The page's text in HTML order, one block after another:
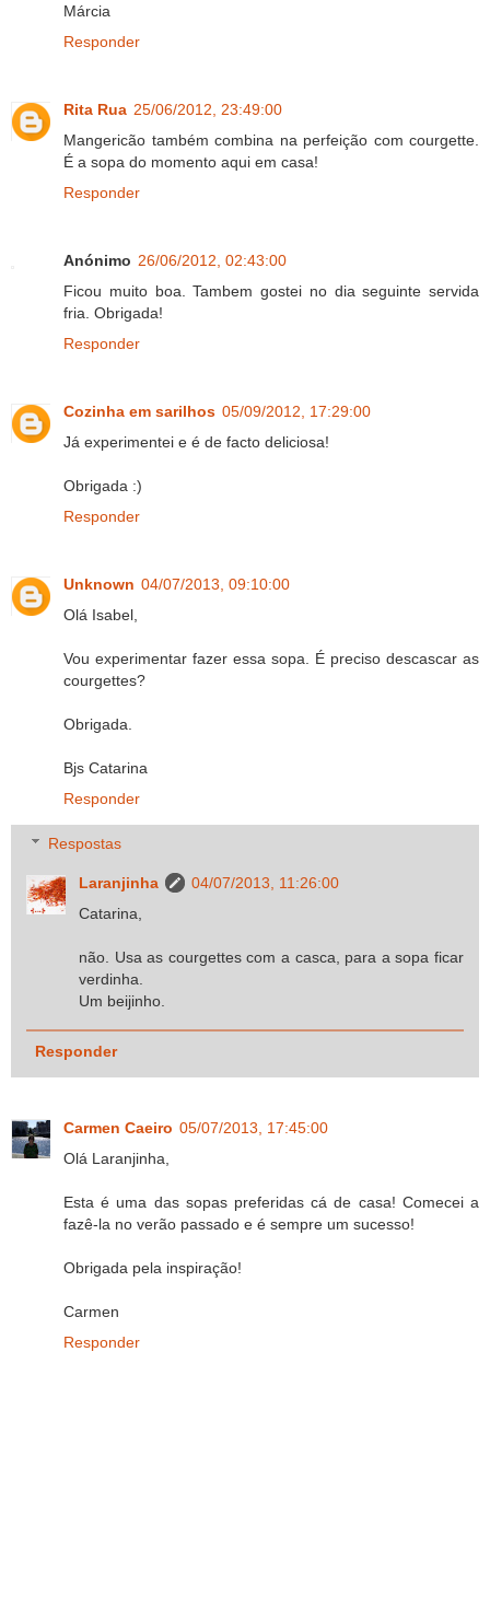
Márcia
Responder
Rita Rua 25/06/2012, 23:49:00
Mangericão também combina na perfeição com courgette.
É a sopa do momento aqui em casa!
Responder
Anónimo 26/06/2012, 02:43:00
Ficou muito boa. Tambem gostei no dia seguinte servida
fria. Obrigada!
Responder
Cozinha em sarilhos 05/09/2012, 17:29:00
Já experimentei e é de facto deliciosa!
Obrigada :)
Responder
Unknown 04/07/2013, 09:10:00
Olá Isabel,
Vou experimentar fazer essa sopa. É preciso descascar as
courgettes?
Obrigada.
Bjs Catarina
Responder
Respostas
Laranjinha
04/07/2013, 11:26:00
Catarina,
não. Usa as courgettes com a casca, para a sopa ficar
verdinha.
Um beijinho.
Responder
Carmen Caeiro 05/07/2013, 17:45:00
Olá Laranjinha,
Esta é uma das sopas preferidas cá de casa! Comecei a
fazê-la no verão passado e é sempre um sucesso!
Obrigada pela inspiração!
Carmen
Responder